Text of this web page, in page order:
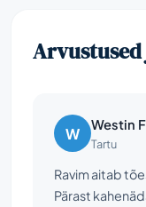
W Westin
Tartu
Ravim aitab
Pärast